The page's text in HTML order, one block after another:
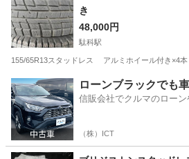
き
48,000円
駄科駅
155/65R13スタッドレス アルミホイール付き×4本
長野 飯田市 駄科駅 タイヤ、ホイール
ローンブラックでも
信販会社でクルマのロー
（株）ICT